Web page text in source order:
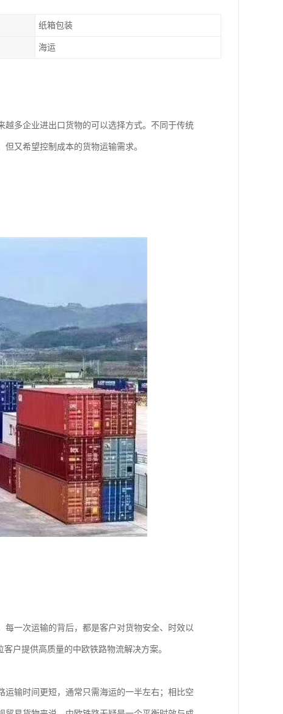
纸箱包装
海运
多企业进出口货物的可以选择方式。不同于传统
又希望控制成本的货物运输需求。
一次运输的背后，都是客户对货物安全、时效以
户提供高质量的中欧铁路物流解决方案。
输时间更短，通常只需海运的一半左右；相比空